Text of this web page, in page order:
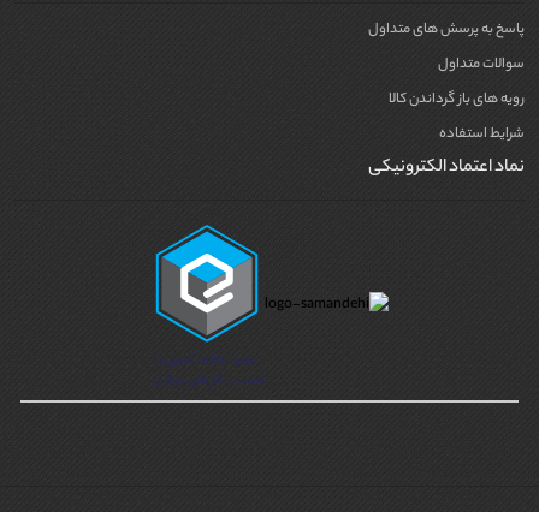
پاسخ به پرسش های متداول
سوالات متداول
رویه های باز گرداندن کالا
شرایط استفاده
نماد اعتماد الکترونیکی